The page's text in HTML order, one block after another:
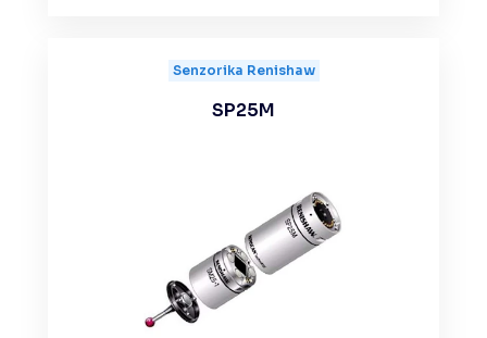
Senzorika Renishaw
SP25M